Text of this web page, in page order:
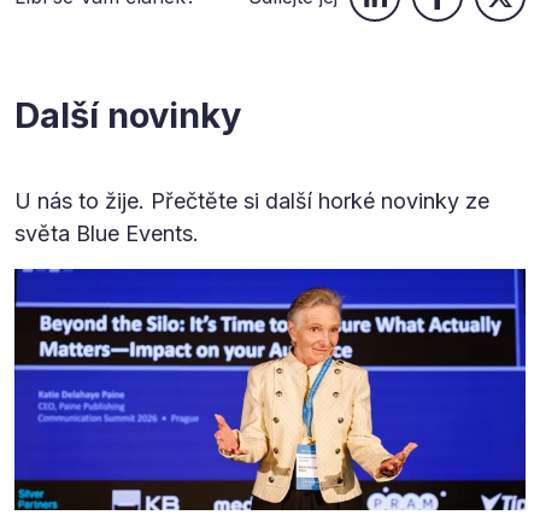
Další novinky
U nás to žije. Přečtěte si další horké novinky ze
světa Blue Events.